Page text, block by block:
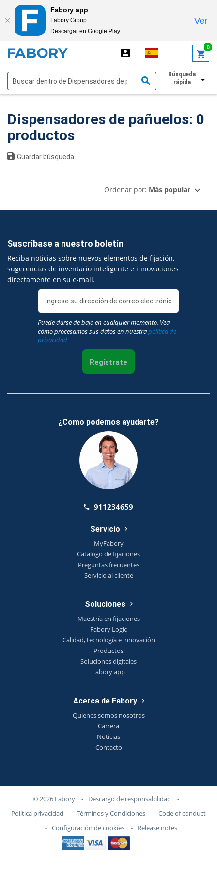
Fabory app
Fabory Group
Descargar en Google Play
Ver
0
Búsqueda
rápida
Mostrar filtros
Dispensadores de pañuelos: 0
productos
Guardar búsqueda
Ordenar por: Más popular
Suscríbase a nuestro boletín
Reciba noticias sobre nuevos elementos de fijación,
sugerencias de inventario inteligente e innovaciones
directamente en su e-mail.
Puede darse de baja en cualquier momento. Vea
cómo procesamos sus datos en nuestrapolítica de
privacidad
Regístrate
¿Como podemos ayudarte?
911234659
Servicio
MyFabory
Catálogo de fijaciones
Preguntas frecuentes
Servicio al cliente
Soluciones
Maestría en fijaciones
Fabory Logic
Calidad, tecnología e innovación
Productos
Soluciones digitales
Fabory app
Acerca de Fabory
Quienes somos nosotros
Carrera
Noticias
Contacto
© 2026 Fabory - Descargo de responsabilidad
-
Politica privacidad
- Términos y Condiciones - Code of conduct
- Configuración de cookies - Release notes